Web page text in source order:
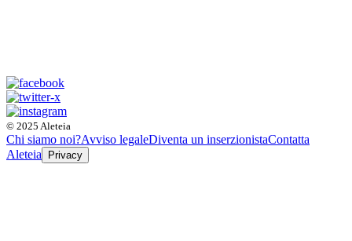
© 2025 Aleteia
Chi siamo noi?Avviso legaleDiventa un inserzionistaContatta
Aleteia
Privacy